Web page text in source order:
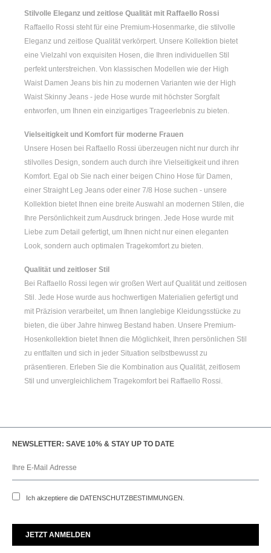
Stilvolle Eleganz und zeitlose Qualität mit Raffaello Rossi
Raffaello Rossi steht für eine Premium-Hosenmarke, die stilvolle
Eleganz und zeitlose Qualität verkörpert. Unsere Kollektion bietet
eine Vielzahl von exquisiten Hosen, die Ihren individuellen Stil
perfekt unterstreichen. Von klassischen Modellen wie der High
Waist Damen Jeans bis hin zu modernen Varianten wie der High
Waist Skinny Jeans - jede Hose wurde mit höchster Sorgfalt
entworfen, um Ihnen ein einzigartiges Trageerlebnis zu bieten.
Vielseitigkeit und Komfort für moderne Frauen
Unsere Hosen bei Raffaello Rossi überzeugen nicht nur durch ihr
stilvolles Design, sondern auch durch ihre Vielseitigkeit und ihren
Komfort. Egal ob Sie nach einer beigen Chino Hose für Damen,
einer Straight Leg Jeans oder einer 7/8 Hose suchen - unsere
Kollektion bietet Ihnen eine breite Auswahl an modernen Stilen, die
Ihre Persönlichkeit zum Ausdruck bringen. Jede Hose wurde mit
Liebe zum Detail gefertigt, um Ihnen nicht nur einen eleganten
Look, sondern auch optimalen Tragekomfort zu bieten.
Qualität und zeitloser Stil
Bei Raffaello Rossi legen wir großen Wert auf Qualität und zeitlosen
Stil. Jede Hose wurde aus hochwertigen Materialien gefertigt und
mit Präzision verarbeitet, um Ihnen langlebige Kleidungsstücke zu
bieten, die über Jahre hinweg Bestand haben. Unsere Premium-
Hosenkollektion bietet Ihnen die Möglichkeit, Ihren persönlichen Stil
zu entfalten und sich in jeder Situation selbstbewusst zu
präsentieren. Erleben Sie die Kombination aus Qualität, zeitlosem
Stil und unvergleichlichem Tragekomfort bei Raffaello Rossi.
NEWSLETTER: SAVE 10% & STAY UP TO DATE
Ich akzeptiere die DATENSCHUTZBESTIMMUNGEN